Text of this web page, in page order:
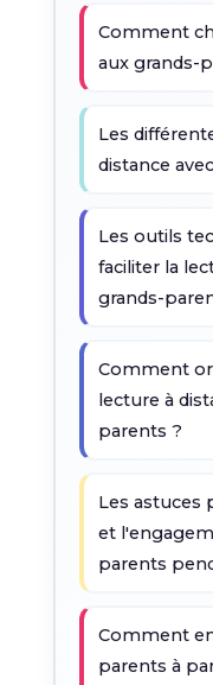
Comment
aux grands-
Les
distance
Les outils
faciliter la
grands-
Comment
lecture à
parents ?
Les astuces
et
parents
Comment
parents à